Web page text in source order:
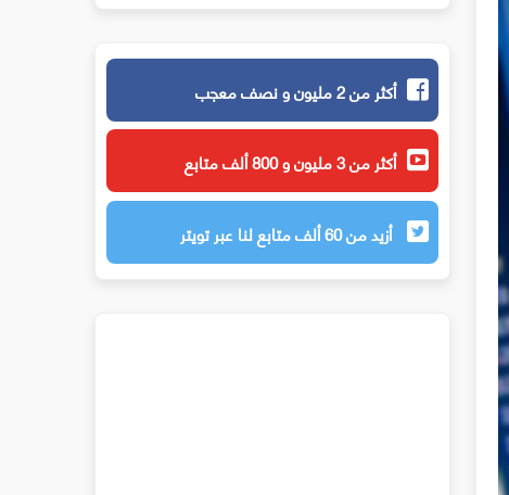
أكثر من 2 مليون و نصف معجب
أكثر من 3 مليون و 800 ألف متابع
أزيد من 60 ألف متابع لنا عبر تويتر